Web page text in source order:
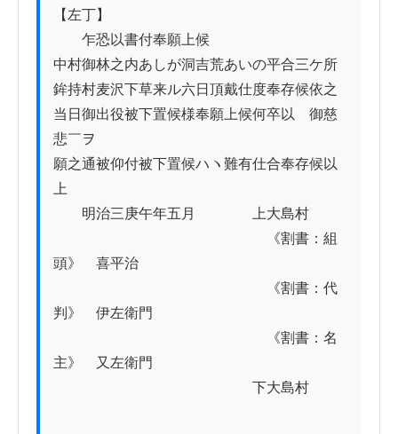
【左丁】
乍恐以書付奉願上候
中村御林之内あしが洞吉荒あいの平合三ケ所
鉾持村麦沢下草来ル六日頂戴仕度奉存候依之
当日御出役被下置候様奉願上候何卒以　御慈
悲￣ヲ
願之通被仰付被下置候ハヽ難有仕合奉存候以
上
明治三庚午年五月　　　　上大島村
《割書：組
頭》　喜平治
《割書：代
判》　伊左衛門
《割書：名
主》　又左衛門
下大島村